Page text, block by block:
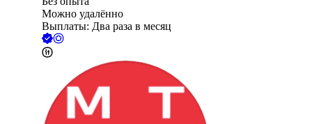
Можно удалённо
Выплаты: Два раза в месяц